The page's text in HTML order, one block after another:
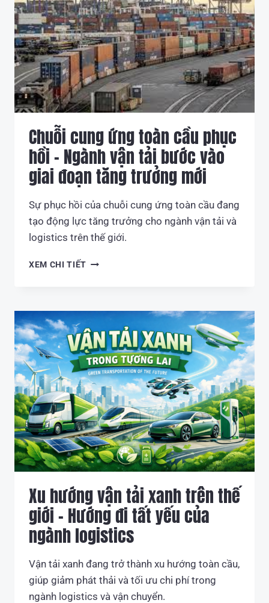
TRĂM
TRIỆU
NẾU
XỬ
LÝ
CHẤT
THẢI
SAI
QUY
Chuỗi cung ứng toàn cầu phục
hồi – Ngành vận tải bước vào
giai đoạn tăng trưởng mới
Sự phục hồi của chuỗi cung ứng toàn cầu đang
tạo động lực tăng trưởng cho ngành vận tải và
logistics trên thế giới.
XEM CHI TIẾT CHUỖI
CẦU
PHỤC
HỒI
–
NGÀNH
VẬN
TẢI
BƯỚC
VÀO
GIAI
ĐOẠN
TĂNG
TRƯỞNG
Xu hướng vận tải xanh trên thế
giới – Hướng đi tất yếu của
ngành logistics
Vận tải xanh đang trở thành xu hướng toàn cầu,
giúp giảm phát thải và tối ưu chi phí trong
ngành logistics và vận chuyển.